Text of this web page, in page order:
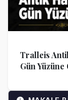
Tralleis
Gün Yüzüne